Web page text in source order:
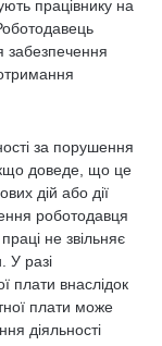
працівнику на
забезпечення
за порушення
доведе, що це
дій або дії
роботодавця
не звільняє
У разі
плати внаслідок
плати може
діяльності